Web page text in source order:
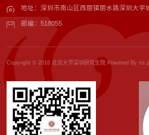
地址：深圳市南山区西丽镇丽水路深圳大学
邮编：518055
Copyright © 2016 北京大学深圳研究生院 Powered By